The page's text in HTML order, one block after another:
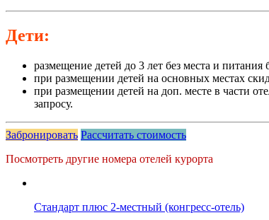
Дети:
размещение детей до 3 лет без места и питания
при размещении детей на основных местах
при размещении детей на доп. месте в части
запросу.
Забронировать Рассчитать стоимость
Посмотреть другие номера отелей курорта
Стандарт плюс 2-местный (конгресс-отель)